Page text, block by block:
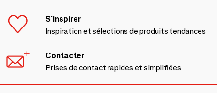
S'inspirer
Inspiration et sélections de produits tendances
Contacter
Prises de contact rapides et simplifiées